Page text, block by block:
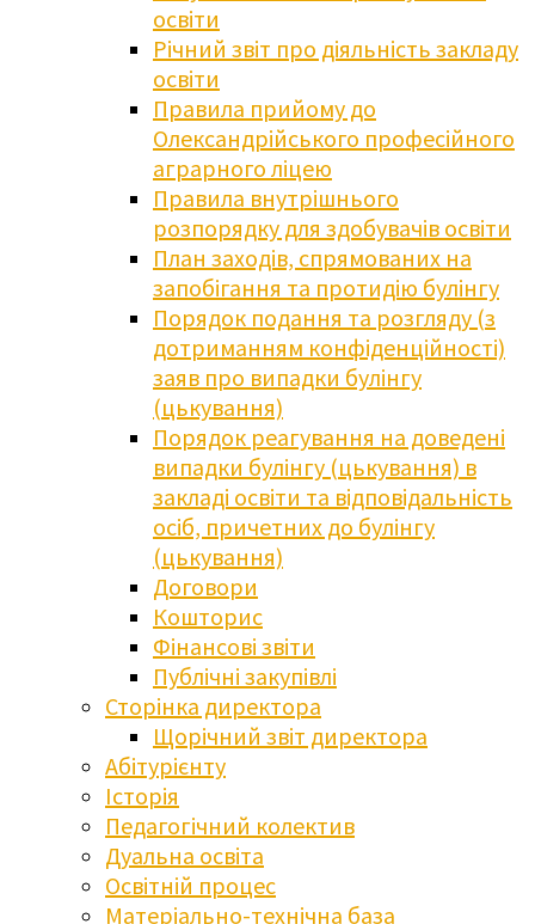
освіти
Річний звіт про діяльність закладу
освіти
Правила прийому до
Олександрійського професійного
аграрного ліцею
Правила внутрішнього
розпорядку для здобувачів освіти
План заходів, спрямованих на
запобігання та протидію булінгу
Порядок подання та розгляду (з
дотриманням конфіденційності)
заяв про випадки булінгу
(цькування)
Порядок реагування на доведені
випадки булінгу (цькування) в
закладі освіти та відповідальність
осіб, причетних до булінгу
(цькування)
Договори
Кошторис
Фінансові звіти
Публічні закупівлі
Сторінка директора
Щорічний звіт директора
Абітурієнту
Історія
Педагогічний колектив
Дуальна освіта
Освітній процес
Матеріально-технічна база